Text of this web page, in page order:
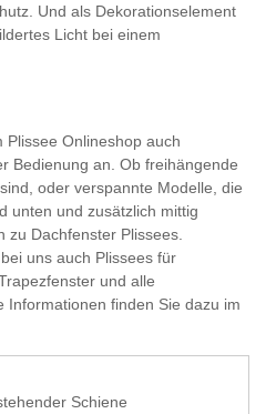
Und als Dekorationselement
Licht bei einem
Plissee Onlineshop auch
Bedienung an. Ob freihängende
oder verspannte Modelle, die
unten und zusätzlich mittig
zu Dachfenster Plissees.
uns auch Plissees für
und alle
Informationen finden Sie dazu im
Schiene